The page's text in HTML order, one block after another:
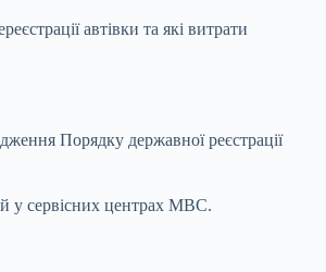
автівки та які витрати
Порядку державної реєстрації
у сервісних центрах МВС.